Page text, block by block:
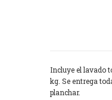
Incluye el lavado
kg. Se entrega
planchar.